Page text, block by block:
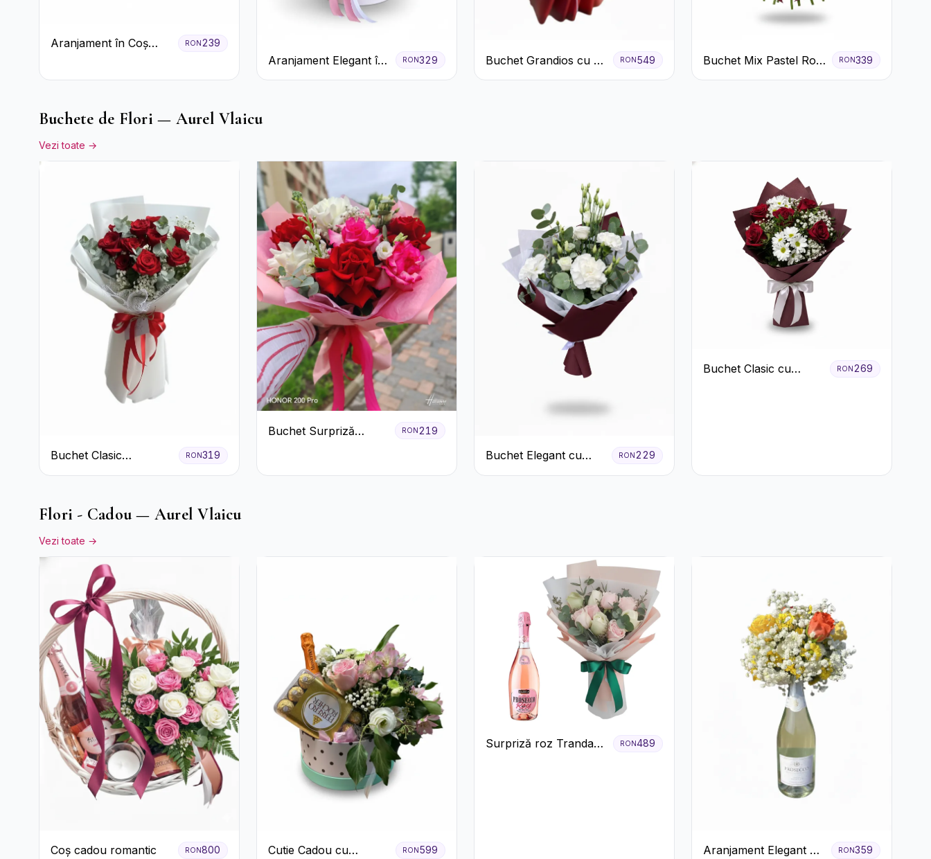
Aranjament în Coș
Crizanteme Albe
RON239
Aranjament Elegant în
Cutie Roz cu Trandafiri
RON329
Buchet Grandios cu 25
de Trandafiri Roșii
RON 549
Buchet Mix Pastel Roz
și Alb
RON339
Buchete de Flori — Aurel Vlaicu
Vezi toate →
Buchet Clasic
Trandafiri Roșii și
RON319
Buchet Surpriză
RON 219
Buchet Elegant cu
Garoafe Albe și
RON229
Buchet Clasic cu
RON269
Flori - Cadou — Aurel Vlaicu
Vezi toate →
Coș cadou romantic RON800
Cutie Cadou cu
RON599
Surpriză roz Trandafiri
RON489
Aranjament Elegant cu
RON359